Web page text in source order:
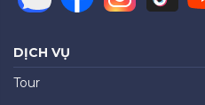
DỊCH VỤ
Tour